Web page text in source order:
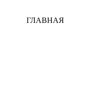
ГЛАВНАЯ